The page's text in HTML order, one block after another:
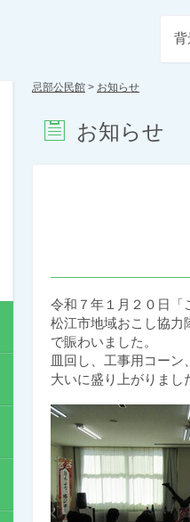
背
忌部公民館 > お知らせ
お知らせ
令和７年１月２０日「
松江市地域おこし協力
で賑わいました。
皿回し、工事用コー
大いに盛り上がりまし